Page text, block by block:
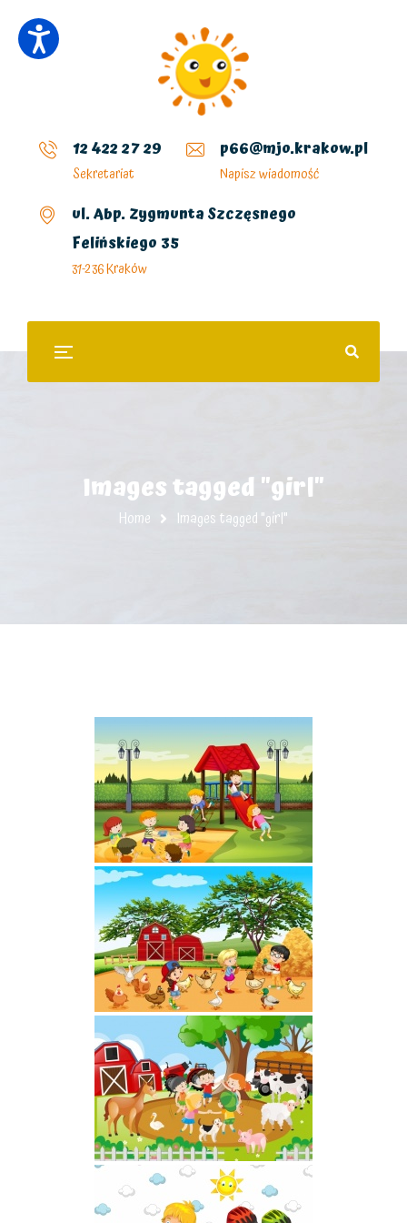
12 422 27 29
Sekretariat
p66@mjo.krakow.pl
Napisz wiadomość
ul. Abp. Zygmunta Szczęsnego
Felińskiego 35
31-236 Kraków
Images tagged "girl"
Home Images tagged "girl"